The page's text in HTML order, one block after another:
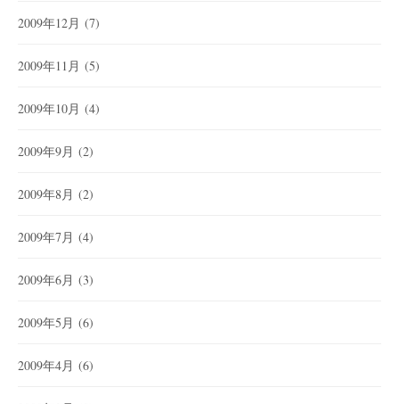
2009年12月 (7)
2009年11月 (5)
2009年10月 (4)
2009年9月 (2)
2009年8月 (2)
2009年7月 (4)
2009年6月 (3)
2009年5月 (6)
2009年4月 (6)